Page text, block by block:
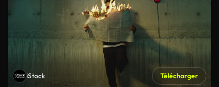
iStock Télécharger